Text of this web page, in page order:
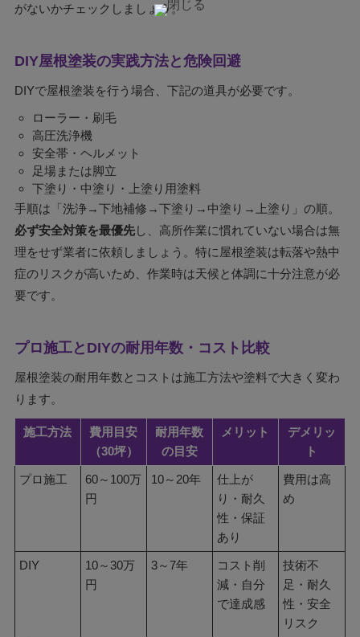
がないかチェックしましょう。
DIY屋根塗装の実践方法と危険回避
DIYで屋根塗装を行う場合、下記の道具が必要です。
ローラー・刷毛
高圧洗浄機
安全帯・ヘルメット
足場または脚立
下塗り・中塗り・上塗り用塗料
手順は「洗浄→下地補修→下塗り→中塗り→上塗り」の順。
必ず安全対策を最優先し、高所作業に慣れていない場合は無
理をせず業者に依頼しましょう。特に屋根塗装は転落や熱中
症のリスクが高いため、作業時は天候と体調に十分注意が必
要です。
プロ施工とDIYの耐用年数・コスト比較
屋根塗装の耐用年数とコストは施工方法や塗料で大きく変わ
ります。
施工方法
費用目安
（30坪）
耐用年数
の目安
メリット
デメリッ
ト
プロ施工
60～100万
円
10～20年
仕上が
り・耐久
性・保証
あり
費用は高
め
DIY
10～30万
円
3～7年
コスト削
減・自分
で達成感
技術不
足・耐久
性・安全
リスク